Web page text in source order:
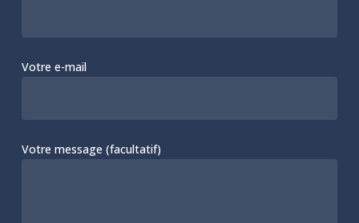
Votre e-mail
Votre message (facultatif)